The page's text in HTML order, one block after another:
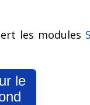
les modules
le